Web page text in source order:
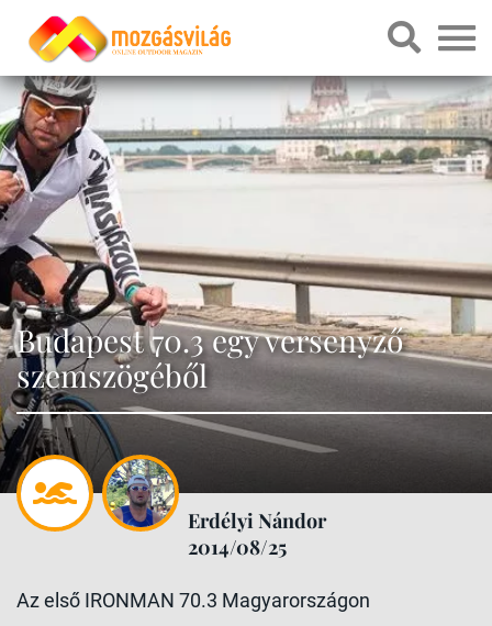
Budapest 70.3 egy versenyző
szemszögéből
Erdélyi Nándor
2014/08/25
Az első IRONMAN 70.3 Magyarországon